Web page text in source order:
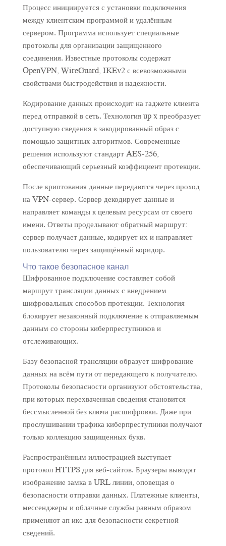
Процесс инициируется с установки подключения
между клиентским программой и удалённым
сервером. Программа использует специальные
протоколы для организации защищенного
соединения. Известные протоколы содержат
OpenVPN, WireGuard, IKEv2 с всевозможными
свойствами быстродействия и надежности.
Кодирование данных происходит на гаджете клиента
перед отправкой в сеть. Технология up x преобразует
доступную сведения в закодированный образ с
помощью защитных алгоритмов. Современные
решения используют стандарт AES-256,
обеспечивающий серьезный коэффициент протекции.
После криптования данные передаются через проход
на VPN-сервер. Сервер декодирует данные и
направляет команды к целевым ресурсам от своего
имени. Ответы проделывают обратный маршрут:
сервер получает данные, кодирует их и направляет
пользователю через защищённый коридор.
Что такое безопасное канал
Шифрованное подключение составляет собой
маршрут трансляции данных с внедрением
шифровальных способов протекции. Технология
блокирует незаконный подключение к отправляемым
данным со стороны киберпреступников и
отслеживающих.
Базу безопасной трансляции образует шифрование
данных на всём пути от передающего к получателю.
Протоколы безопасности организуют обстоятельства,
при которых перехваченная сведения становится
бессмысленной без ключа расшифровки. Даже при
прослушивании трафика киберпреступники получают
только коллекцию защищенных букв.
Распространённым иллюстрацией выступает
протокол HTTPS для веб-сайтов. Браузеры выводят
изображение замка в URL линии, оповещая о
безопасности отправки данных. Платежные клиенты,
мессенджеры и облачные службы равным образом
применяют ап икс для безопасности секретной
сведений.